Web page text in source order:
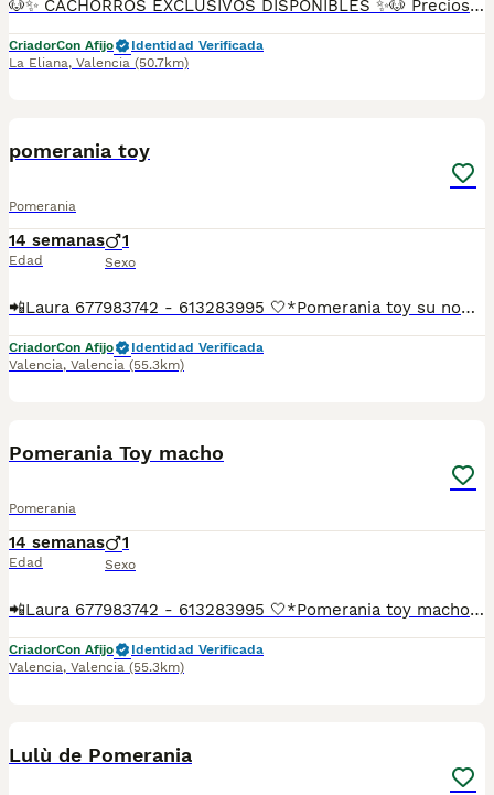
🐶✨ CACHORROS EXCLUSIVOS DISPONIBLES ✨🐶 Preciosos cachorros criados en ambiente familiar, rodeados de amor y cuidados desde el primer día ❤️ Totalmente socializados, cariñosos y acostumbrados al contacto con personas. 📦 Se entregan con todas las garantías: ✔️ Cartilla sanitaria ✔️ Vacunación al día 💉 ✔️ Desparasitación completa ✅ ✔️ Garantía vírica 😷 ✔️ Garantía congénita 👌 ✔️ Contrato de entrega ✍️ 📸 Síguenos en Instagram: @fincapaunais para ver fotos y vídeos reales ⚠️ Disponibilidad limitada ⚠️ Se reservan rápido. 📲 Contacto directo por WhatsApp: 671 454 202 Solo personas responsables
CriadorCon Afijo
Identidad Verificada
La Eliana, Valencia (50.7km)
pomerania toy
Pomerania
14 semanas
Edad
1
Sexo
📲Laura 677983742 - 613283995 🤍*Pomerania toy su nombre es Toro*🤍 ¿Buscas un nuevo compañero para tu hogar? ❤️ Tenemos preciosos cachorros listos para encontrar una familia responsable. ✅ Vacunados ✅ Desparasitados ✅ Cartilla sanitaria ✅ Garantías incluidas ✅ Máxima atención y cuidado Se hacen envíos a toda España: Andalucía: Almería, Cádiz, Córdoba, Granada, Huelva, Jaén, Málaga, Sevilla.Aragón: Huesca, Teruel, Zaragoza.Asturias: Oviedo.Baleares: Palma.Canarias: Las Palmas de Gran Canaria, Santa Cruz de Tenerife.Cantabria: Santander.Castilla-La Mancha: Albacete, Ciudad Real, Cuenca, Guadalajara, Toledo.Castilla y León: Ávila, Burgos, León, Palencia, Salamanca, Segovia, Soria, Valladolid, Zamora.Cataluña: Barcelona, Gerona (Girona), Lérida (Lleida), Tarragona.Comunidad Valenciana: Alicante, Castellón de la Plana, Valencia.Extremadura: Badajoz, Cáceres.Galicia: La Coruña (A Coruña), Lugo, Orense (Ourense), Pontevedra.La Rioja: Logroño.Madrid: Madrid.Murcia: Murcia.Navarra: Pamplona.País Vasco: Bilbao (Vizcaya), San Sebastián (Guipúzcoa), Vitoria (Álava). 🐾 Cachorros sanos, sociables y criados con mucho cariño. 📲 ¡Pregunta sin compromiso por disponibilidad, fotos y precios por mensaje privado!
CriadorCon Afijo
Identidad Verificada
Valencia, Valencia (55.3km)
Pomerania Toy macho
Pomerania
14 semanas
Edad
1
Sexo
📲Laura 677983742 - 613283995 🤍*Pomerania toy macho su nombre Choky*🤍 ¿Buscas un nuevo compañero para tu hogar? ❤️ Tenemos preciosos cachorros listos para encontrar una familia responsable. ✅ Vacunados ✅ Desparasitados ✅ Cartilla sanitaria ✅ Garantías incluidas ✅ Máxima atención y cuidado Se hacen envíos a toda España: Andalucía: Almería, Cádiz, Córdoba, Granada, Huelva, Jaén, Málaga, Sevilla.Aragón: Huesca, Teruel, Zaragoza.Asturias: Oviedo.Baleares: Palma.Canarias: Las Palmas de Gran Canaria, Santa Cruz de Tenerife.Cantabria: Santander.Castilla-La Mancha: Albacete, Ciudad Real, Cuenca, Guadalajara, Toledo.Castilla y León: Ávila, Burgos, León, Palencia, Salamanca, Segovia, Soria, Valladolid, Zamora.Cataluña: Barcelona, Gerona (Girona), Lérida (Lleida), Tarragona.Comunidad Valenciana: Alicante, Castellón de la Plana, Valencia.Extremadura: Badajoz, Cáceres.Galicia: La Coruña (A Coruña), Lugo, Orense (Ourense), Pontevedra.La Rioja: Logroño.Madrid: Madrid.Murcia: Murcia.Navarra: Pamplona.País Vasco: Bilbao (Vizcaya), San Sebastián (Guipúzcoa), Vitoria (Álava). 🐾 Cachorros sanos, sociables y criados con mucho cariño. 📲 ¡Pregunta sin compromiso por disponibilidad, fotos y precios por mensaje privado!
CriadorCon Afijo
Identidad Verificada
Valencia, Valencia (55.3km)
Lulù de Pomerania